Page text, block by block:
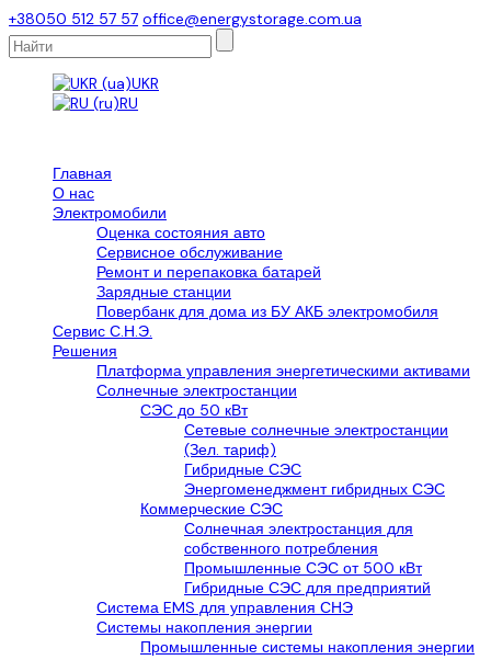
+38050 512 57 57 office@energystorage.com.ua
UKR
RU
Главная
О нас
Электромобили
Оценка состояния авто
Сервисное обслуживание
Ремонт и перепаковка батарей
Зарядные станции
Повербанк для дома из БУ АКБ электромобиля
Сервис С.Н.Э.
Решения
Платформа управления энергетическими активами
Солнечные электростанции
СЭС до 50 кВт
Сетевые солнечные электростанции
(Зел. тариф)
Гибридные СЭС
Энергоменеджмент гибридных СЭС
Коммерческие СЭС
Солнечная электростанция для
собственного потребления
Промышленные СЭС от 500 кВт
Гибридные СЭС для предприятий
Система EMS для управления СНЭ
Системы накопления энергии
Промышленные системы накопления энергии